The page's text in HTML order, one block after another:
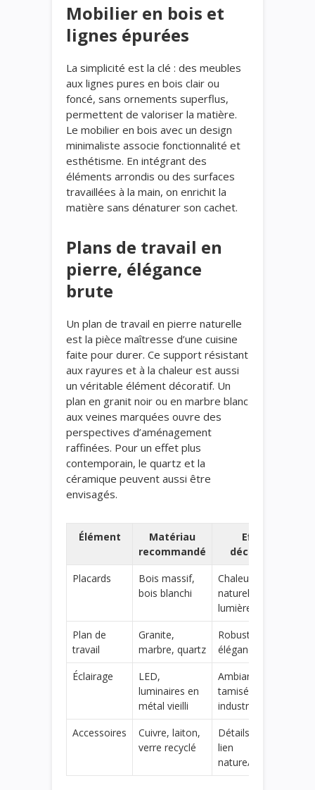
Mobilier en bois et
lignes épurées
La simplicité est la clé : des meubles
aux lignes pures en bois clair ou
foncé, sans ornements superflus,
permettent de valoriser la matière.
Le mobilier en bois avec un design
minimaliste associe fonctionnalité et
esthétisme. En intégrant des
éléments arrondis ou des surfaces
travaillées à la main, on enrichit la
matière sans dénaturer son cachet.
Plans de travail en
pierre, élégance
brute
Un plan de travail en pierre naturelle
est la pièce maîtresse d’une cuisine
faite pour durer. Ce support résistant
aux rayures et à la chaleur est aussi
un véritable élément décoratif. Un
plan en granit noir ou en marbre blanc
aux veines marquées ouvre des
perspectives d’aménagement
raffinées. Pour un effet plus
contemporain, le quartz et la
céramique peuvent aussi être
envisagés.
Élément
Matériau
recommandé
Effet
décoratif
Placards
Bois massif,
bois blanchi
Chaleur
naturelle,
lumière douce
Plan de
travail
Granite,
marbre, quartz
Robustesse et
élégance
Éclairage
LED,
luminaires en
métal vieilli
Ambiance
tamisée, pointe
industrielle
Accessoires
Cuivre, laiton,
verre recyclé
Détails raffinés,
lien
nature/industrie